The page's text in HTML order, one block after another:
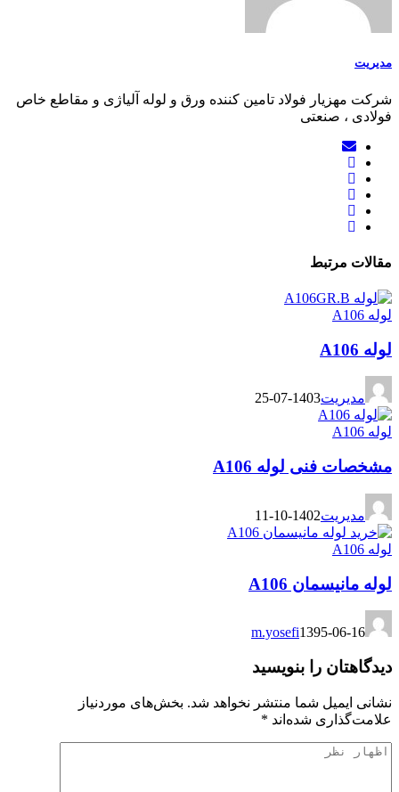
مدیریت
شرکت مهزیار فولاد تامین کننده ورق و لوله آلیاژی و مقاطع خاص
فولادی ، صنعتی
مقالات مرتبط
لوله A106
لوله A106
مدیریت1403-07-25
لوله A106
مشخصات فنی لوله A106
مدیریت1402-10-11
لوله A106
لوله مانیسمان A106
m.yosefi1395-06-16
دیدگاهتان را بنویسید
نشانی ایمیل شما منتشر نخواهد شد. بخش‌های موردنیاز
علامت‌گذاری شده‌اند *